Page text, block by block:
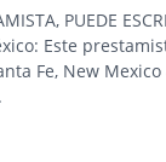
Este
Fe, New
.